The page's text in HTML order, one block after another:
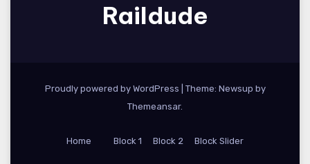
Raildude
Proudly powered by WordPress
Theme: Newsup by
Themeansar.
Home Block 1 Block 2 Block Slider